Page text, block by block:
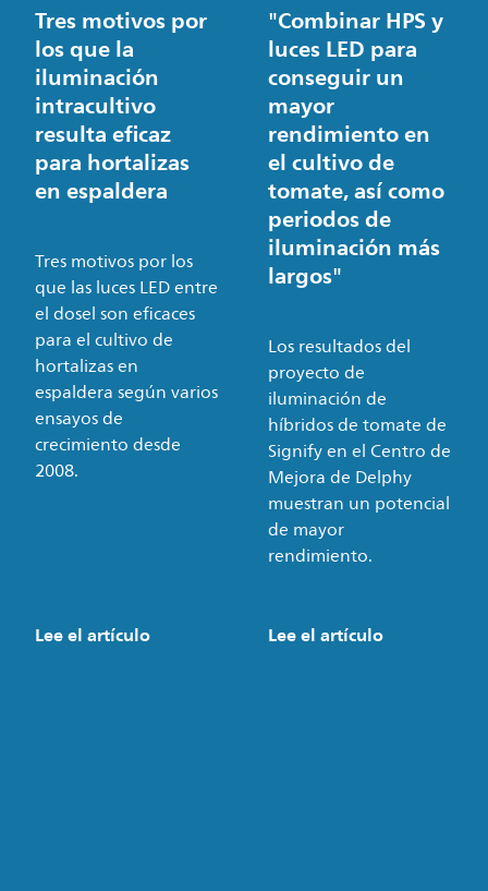
Tres motivos por
los que la
iluminación
intracultivo
resulta eficaz
para hortalizas
en espaldera
Tres motivos por los
que las luces LED entre
el dosel son eficaces
para el cultivo de
hortalizas en
espaldera según varios
ensayos de
crecimiento desde
2008.
Lee el artículo
"Combinar HPS y
luces LED para
conseguir un
mayor
rendimiento en
el cultivo de
tomate, así como
periodos de
iluminación más
largos"
Los resultados del
proyecto de
iluminación de
híbridos de tomate de
Signify en el Centro de
Mejora de Delphy
muestran un potencial
de mayor
rendimiento.
Lee el artículo